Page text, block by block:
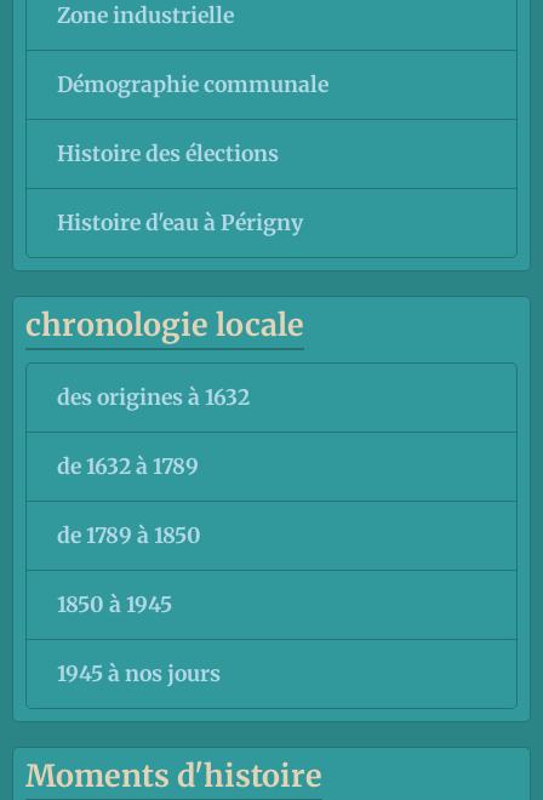
Zone industrielle
Démographie communale
Histoire des élections
Histoire d'eau à Périgny
chronologie locale
des origines à 1632
de 1632 à 1789
de 1789 à 1850
1850 à 1945
1945 à nos jours
Moments d'histoire